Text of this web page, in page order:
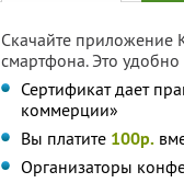
Скачайте приложение
смартфона. Это удобно
Сертификат дает
коммерции»
Вы платите 100р.
Организаторы